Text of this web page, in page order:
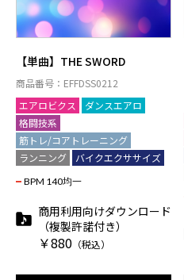
【単曲】THE SWORD
商品番号：EFFDSS0212
エアロビクス
ダンスエアロ
格闘技系
筋トレ/コアトレーニング
ランニング
バイクエクササイズ
BPM 140均一
商用利用向けダウンロード
（複製許諾付き）
￥880 （税込）